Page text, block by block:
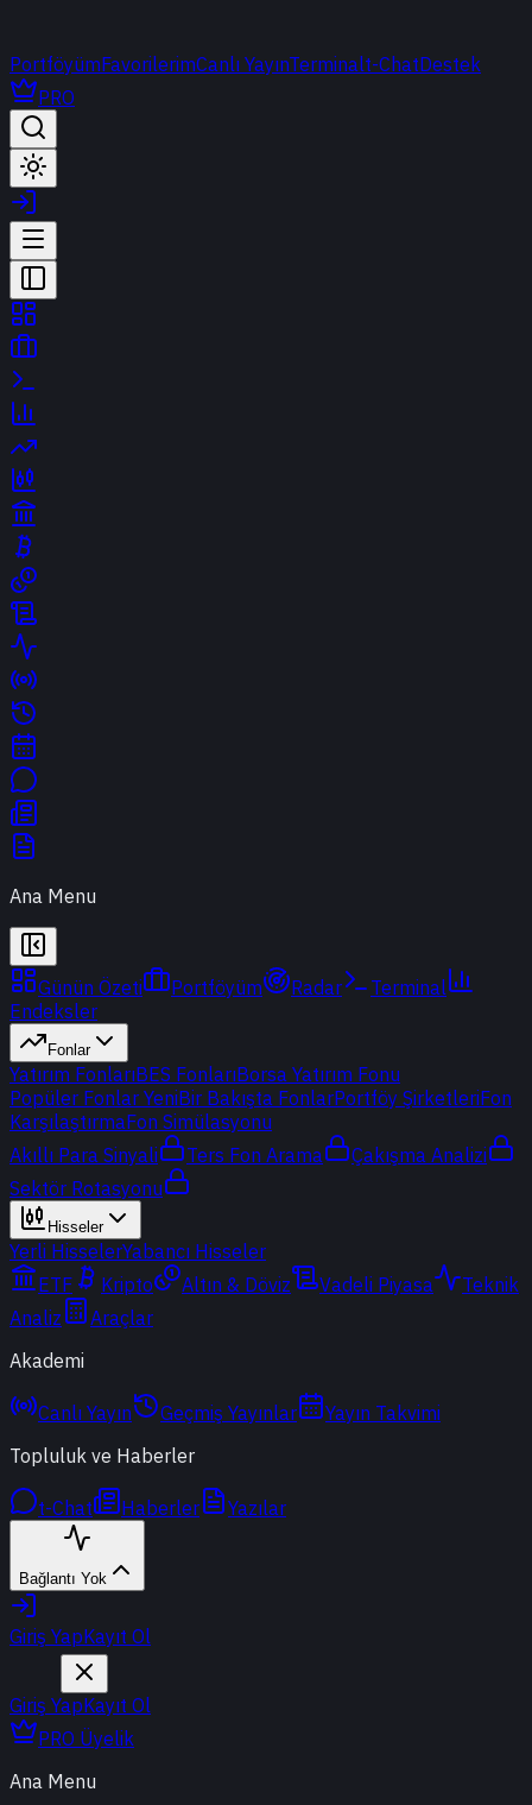
PortföyümFavorilerimCanlı YayınTerminalt-ChatDestek
PRO
Ana Menu
Günün Özeti Portföyüm Radar
Terminal
Endeksler
Fonlar
Yatırım FonlarıBES FonlarıBorsa Yatırım Fonu
Popüler Fonlar YeniBir Bakışta FonlarPortföy ŞirketleriFon
KarşılaştırmaFon Simülasyonu
Akıllı Para Sinyali
Ters Fon Arama
Çakışma Analizi
Sektör Rotasyonu
Hisseler
Yerli HisselerYabancı Hisseler
ETF
Kripto Altın & Döviz Vadeli Piyasa
Teknik
Analiz
Araçlar
Akademi
Canlı Yayın Geçmiş Yayınlar
Yayın Takvimi
Topluluk ve Haberler
t-Chat Haberler Yazılar
Bağlantı Yok
Giriş YapKayıt Ol
Giriş YapKayıt Ol
PRO Üyelik
Ana Menu